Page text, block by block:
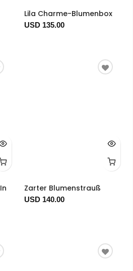
Lila Charme-Blumenbox
USD 135.00
Zarter Blumenstrauß
USD 140.00